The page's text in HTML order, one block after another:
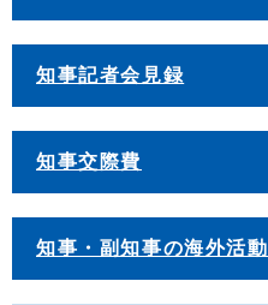
知事記者会見録
知事交際費
知事・副知事の海外活動